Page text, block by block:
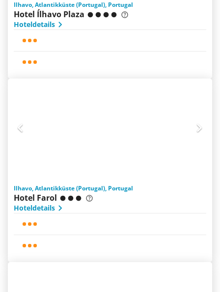
Ilhavo, Atlantikküste (Portugal), Portugal
Hotel Ílhavo Plaza
Hoteldetails
Ilhavo, Atlantikküste (Portugal), Portugal
Hotel Farol
Hoteldetails